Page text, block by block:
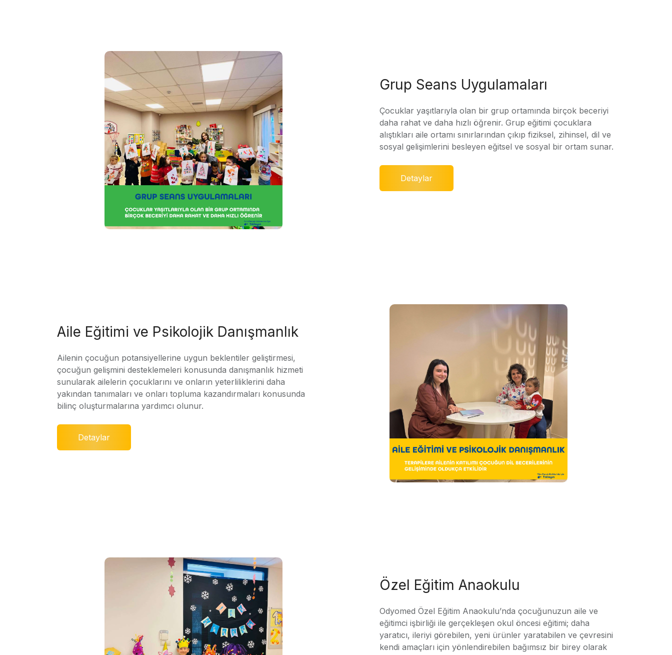
Grup Seans Uygulamaları
Çocuklar yaşıtlarıyla olan bir grup ortamında birçok beceriyi
daha rahat ve daha hızlı öğrenir. Grup eğitimi çocuklara
alıştıkları aile ortamı sınırlarından çıkıp fiziksel, zihinsel, dil ve
sosyal gelişimlerini besleyen eğitsel ve sosyal bir ortam sunar.
Detaylar
Aile Eğitimi ve Psikolojik Danışmanlık
Ailenin çocuğun potansiyellerine uygun beklentiler geliştirmesi,
çocuğun gelişmini desteklemeleri konusunda danışmanlık hizmeti
sunularak ailelerin çocuklarını ve onların yeterliliklerini daha
yakından tanımaları ve onları topluma kazandırmaları konusunda
bilinç oluşturmalarına yardımcı olunur.
Detaylar
Özel Eğitim Anaokulu
Odyomed Özel Eğitim Anaokulu’nda çocuğunuzun aile ve
eğitimci işbirliği ile gerçekleşen okul öncesi eğitimi; daha
yaratıcı, ileriyi görebilen, yeni ürünler yaratabilen ve çevresini
kendi amaçları için yönlendirebilen bağımsız bir birey olarak